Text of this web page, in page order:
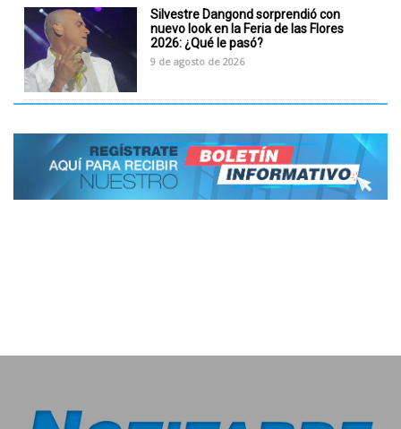
Silvestre Dangond sorprendió con
nuevo look en la Feria de las Flores
2026: ¿Qué le pasó?
9 de agosto de 2026